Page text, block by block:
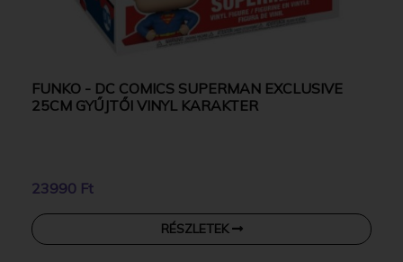
FUNKO - DC COMICS SUPERMAN EXCLUSIVE
25CM GYŰJTŐI VINYL KARAKTER
23990 Ft
RÉSZLETEK